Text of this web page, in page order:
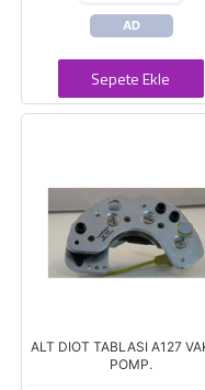
AD
Sepete Ekle
ALT DIOT TABLASI A127
POMP.